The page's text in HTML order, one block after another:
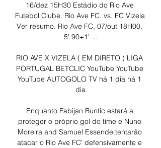
16/dez 15H30 Estádio do Rio Ave
Futebol Clube. Rio Ave FC. vs. FC Vizela
Ver resumo. Rio Ave FC, 07/out 18H00,
5' 90+1' ...
RIO AVE X VIZELA ( EM DIRETO ) LIGA
PORTUGAL BETCLIC YouTube YouTube
YouTube AUTOGOLO TV há 1 dia há 1
dia
Enquanto Fabijan Buntic estará a
proteger o próprio gol do time e Nuno
Moreira and Samuel Essende tentarão
atacar o Rio Ave FC' defensivamente e